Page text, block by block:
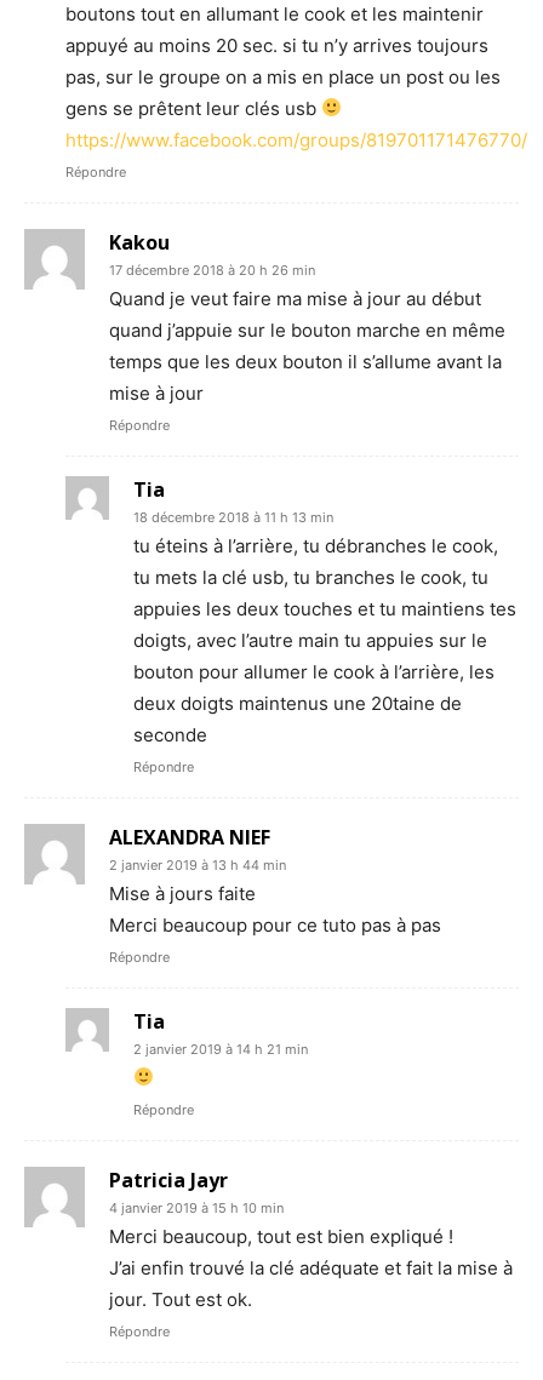
boutons tout en allumant le cook et les maintenir
appuyé au moins 20 sec. si tu n’y arrives toujours
pas, sur le groupe on a mis en place un post ou les
gens se prêtent leur clés usb
https://www.facebook.com/groups/819701171476770/
Répondre
Kakou
17 décembre 2018 à 20 h 26 min
Quand je veut faire ma mise à jour au début
quand j’appuie sur le bouton marche en même
temps que les deux bouton il s’allume avant la
mise à jour
Répondre
Tia
18 décembre 2018 à 11 h 13 min
tu éteins à l’arrière, tu débranches le cook,
tu mets la clé usb, tu branches le cook, tu
appuies les deux touches et tu maintiens tes
doigts, avec l’autre main tu appuies sur le
bouton pour allumer le cook à l’arrière, les
deux doigts maintenus une 20taine de
seconde
Répondre
ALEXANDRA NIEF
2 janvier 2019 à 13 h 44 min
Mise à jours faite
Merci beaucoup pour ce tuto pas à pas
Répondre
Tia
2 janvier 2019 à 14 h 21 min
Répondre
Patricia Jayr
4 janvier 2019 à 15 h 10 min
Merci beaucoup, tout est bien expliqué !
J’ai enfin trouvé la clé adéquate et fait la mise à
jour. Tout est ok.
Répondre